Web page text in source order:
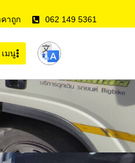
าถูก 062 149 5361
เมนู